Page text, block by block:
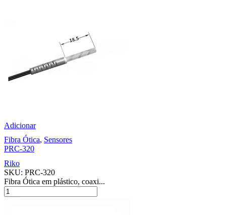
Adicionar
Fibra Ótica, Sensores
PRC-320
Riko
SKU: PRC-320
Fibra Ótica em plástico, coaxi...